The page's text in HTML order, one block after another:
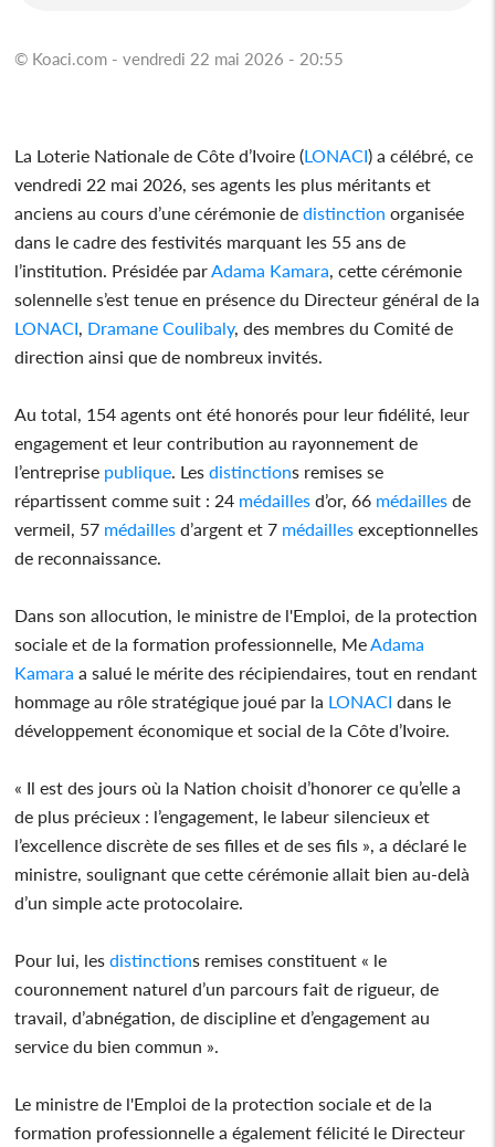
© Koaci.com - vendredi 22 mai 2026 - 20:55
La Loterie Nationale de Côte d’Ivoire (LONACI) a célébré, ce
vendredi 22 mai 2026, ses agents les plus méritants et
anciens au cours d’une cérémonie de distinction organisée
dans le cadre des festivités marquant les 55 ans de
l’institution. Présidée par Adama Kamara , cette cérémonie
solennelle s’est tenue en présence du Directeur général de la
LONACI Dramane Coulibaly, des membres du Comité de
direction ainsi que de nombreux invités.
Au total, 154 agents ont été honorés pour leur fidélité, leur
engagement et leur contribution au rayonnement de
l’entreprise publique . Les distinctions remises se
répartissent comme suit : 24 médailles d’or, 66 médailles de
vermeil, 57 médailles d’argent et 7 médailles exceptionnelles
de reconnaissance.
Dans son allocution, le ministre de l'Emploi, de la protection
sociale et de la formation professionnelle, Me Adama
Kamara a salué le mérite des récipiendaires, tout en rendant
hommage au rôle stratégique joué par la LONACI dans le
développement économique et social de la Côte d’Ivoire.
« Il est des jours où la Nation choisit d’honorer ce qu’elle a
de plus précieux : l’engagement, le labeur silencieux et
l’excellence discrète de ses filles et de ses fils », a déclaré le
ministre, soulignant que cette cérémonie allait bien au-delà
d’un simple acte protocolaire.
Pour lui, les distinctions remises constituent « le
couronnement naturel d’un parcours fait de rigueur, de
travail, d’abnégation, de discipline et d’engagement au
service du bien commun ».
Le ministre de l'Emploi de la protection sociale et de la
formation professionnelle a également félicité le Directeur